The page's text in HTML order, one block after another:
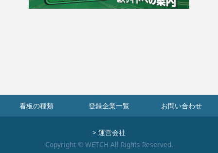
看板の種類 登録企業一覧 お問い合わせ
> 運営会社
Copyright © WETCH All Rights Reserved.